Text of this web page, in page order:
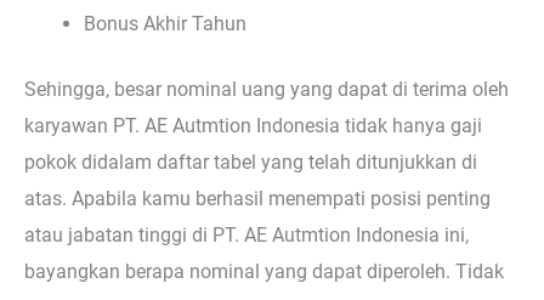
Bonus Akhir Tahun
Sehingga, besar nominal uang yang dapat di terima oleh
karyawan PT. AE Autmtion Indonesia tidak hanya gaji
pokok didalam daftar tabel yang telah ditunjukkan di
atas. Apabila kamu berhasil menempati posisi penting
atau jabatan tinggi di PT. AE Autmtion Indonesia ini,
bayangkan berapa nominal yang dapat diperoleh. Tidak